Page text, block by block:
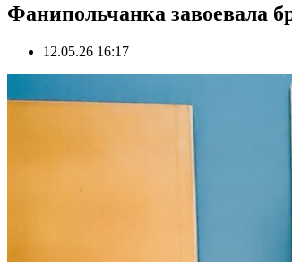
Фанипольчанка завоевала
12.05.26 16:17